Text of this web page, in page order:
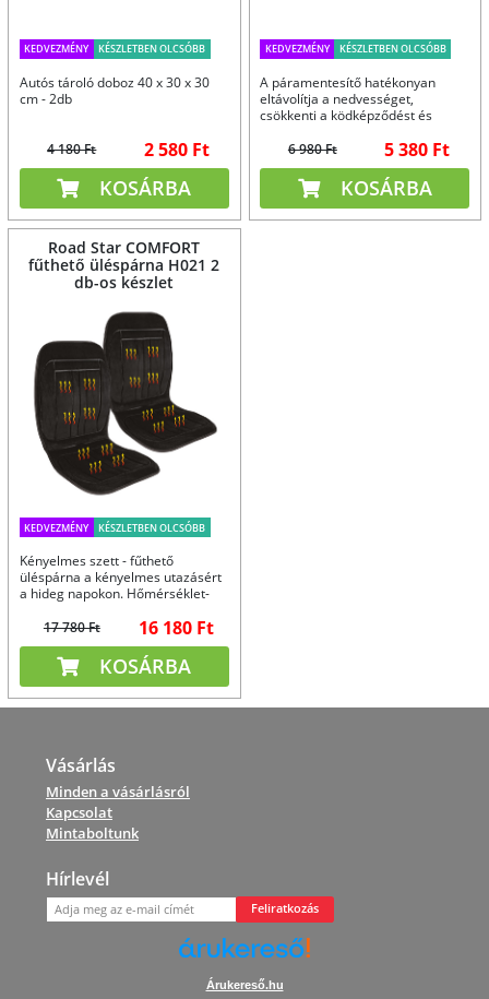
KEDVEZMÉNY KÉSZLETBEN OLCSÓBB
Autós tároló doboz 40 x 30 x 30
cm - 2db
4 180 Ft 2 580 Ft
KOSÁRBA
KEDVEZMÉNY KÉSZLETBEN OLCSÓBB
A páramentesítő hatékonyan
eltávolítja a nedvességet,
csökkenti a ködképződést és
6 980 Ft
5 380 Ft
KOSÁRBA
Road Star COMFORT
fűthető üléspárna H021 2
db-os készlet
KEDVEZMÉNY KÉSZLETBEN OLCSÓBB
Kényelmes szett - fűthető
üléspárna a kényelmes utazásért
a hideg napokon. Hőmérséklet-
17 780 Ft
16 180 Ft
KOSÁRBA
Vásárlás
Minden a vásárlásról
Kapcsolat
Mintaboltunk
Hírlevél
Feliratkozás
Árukereső.hu